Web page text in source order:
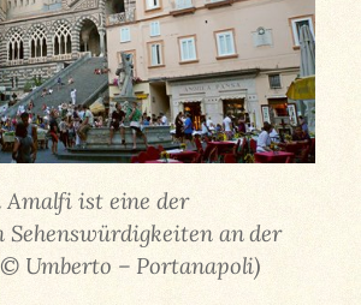
ist eine der
Sehenswürdigkeiten an der
Umberto – Portanapoli)